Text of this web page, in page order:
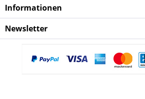
Informationen
Newsletter